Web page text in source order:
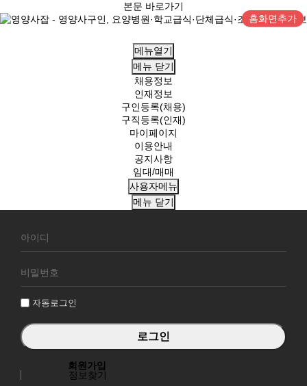
본문 바로가기
홈화면추가
메뉴열기
메뉴 닫기
채용정보
인재정보
구인등록(채용)
구직등록(인재)
마이페이지
이용안내
공지사항
임대/매매
사용자메뉴
메뉴 닫기
원
그
자동로그인
회원가입
정보찾기